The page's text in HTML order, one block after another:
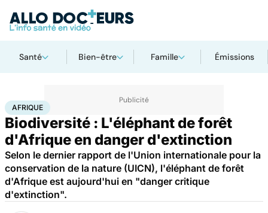
Santé Bien-être Famille Émissions
AccueilSanté
AFRIQUE
Biodiversité : L'éléphant de forêt
d'Afrique en danger d'extinction
Selon le dernier rapport de l'Union internationale pour la
conservation de la nature (UICN), l'éléphant de forêt
d'Afrique est aujourd'hui en "danger critique
d'extinction".